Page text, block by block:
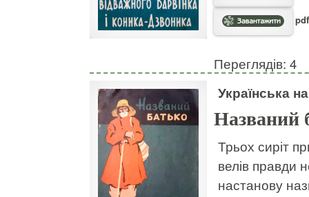
Переглядів: 4
Українська
Названий
Трьох сиріт
велів правди
настанову